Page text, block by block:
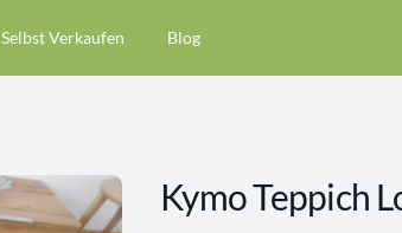
Selbst Verkaufen Blog
Kymo Teppich